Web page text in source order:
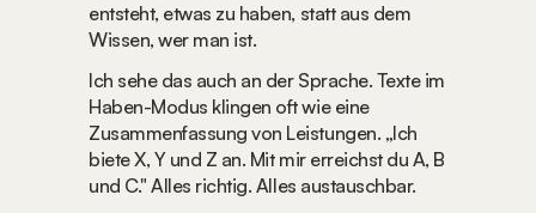
entsteht, etwas zu haben, statt aus dem
Wissen, wer man ist.
Ich sehe das auch an der Sprache. Texte im
Haben-Modus klingen oft wie eine
Zusammenfassung von Leistungen. „Ich
biete X, Y und Z an. Mit mir erreichst du A, B
und C." Alles richtig. Alles austauschbar.